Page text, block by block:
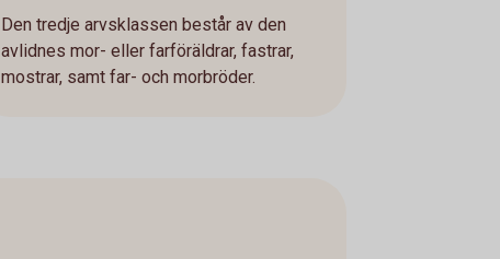
Den tredje arvsklassen består av den
avlidnes mor- eller farföräldrar, fastrar,
mostrar, samt far- och morbröder.